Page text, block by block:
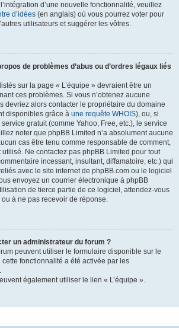
d’une nouvelle fonctionnalité, veuillez
d’idées (en anglais) où vous pourrez voter pour
utilisateurs et suggérer les vôtres.
de problèmes d’abus ou d’ordres légaux liés
sur la page « L’équipe » devraient être un
ces problèmes. Si vous n’obtenez aucune
devriez alors contacter le propriétaire du domaine
disponibles grâce à une requête WHOIS), ou, si
gratuit (comme Yahoo, Free, etc.), le service
noter que phpBB Limited n’a absolument aucune
cas être tenu comme responsable de comment,
Ne contactez pas phpBB Limited pour tout
incessant, insultant, diffamatoire, etc.) qui
avec le site internet de phpBB.com ou le logiciel
envoyez un courrier électronique à phpBB
de tierce partie de ce logiciel, attendez-vous
à ne pas recevoir de réponse.
un administrateur du forum ?
peuvent utiliser le formulaire disponible sur le
cette fonctionnalité a été activée par les
également utiliser le lien « L’équipe ».